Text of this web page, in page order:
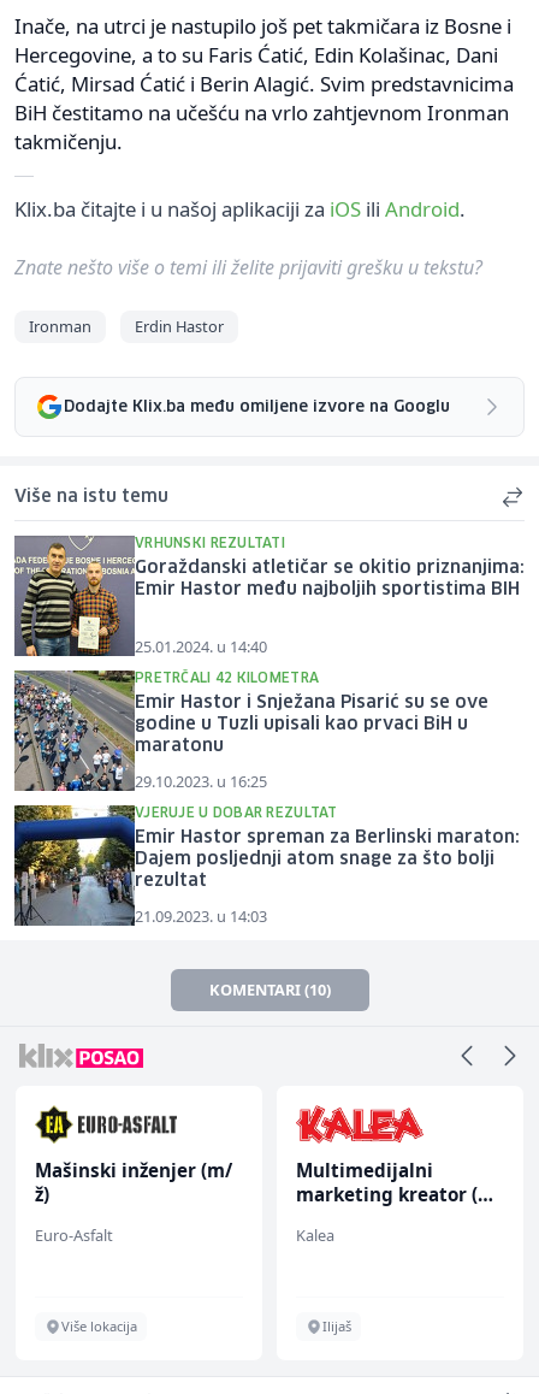
Inače, na utrci je nastupilo još pet takmičara iz Bosne i
Hercegovine, a to su Faris Ćatić, Edin Kolašinac, Dani
Ćatić, Mirsad Ćatić i Berin Alagić. Svim predstavnicima
BiH čestitamo na učešću na vrlo zahtjevnom Ironman
takmičenju.
Klix.ba čitajte i u našoj aplikaciji za iOS ili Android.
Znate nešto više o temi ili želite prijaviti grešku u tekstu?
Ironman Erdin Hastor
Dodajte Klix.ba među omiljene izvore na Googlu
Više na istu temu
VRHUNSKI REZULTATI
Goraždanski atletičar se okitio priznanjima:
Emir Hastor među najboljih sportistima BIH
25.01.2024. u 14:40
PRETRČALI 42 KILOMETRA
Emir Hastor i Snježana Pisarić su se ove
godine u Tuzli upisali kao prvaci BiH u
maratonu
29.10.2023. u 16:25
VJERUJE U DOBAR REZULTAT
Emir Hastor spreman za Berlinski maraton:
Dajem posljednji atom snage za što bolji
rezultat
21.09.2023. u 14:03
KOMENTARI (10)
Mašinski inženjer (m/
ž)
Euro-Asfalt
Više lokacija
Multimedijalni
marketing kreator (m/
Kalea
Ilijaš